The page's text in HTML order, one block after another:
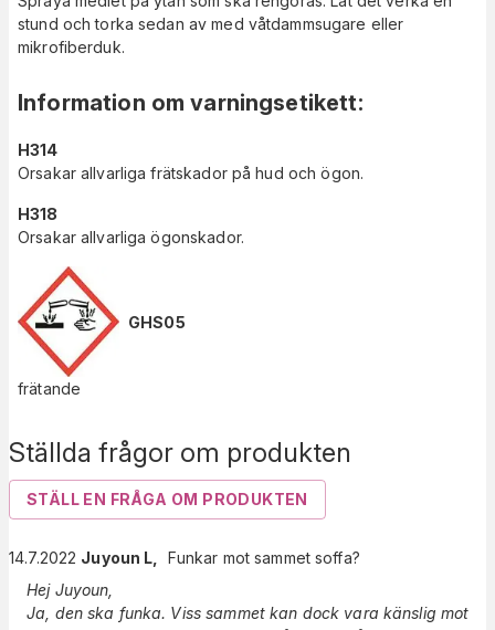
Ställda frågor om produkten
STÄLL EN FRÅGA OM PRODUKTEN
14.7.2022 Juyoun L,
Funkar mot sammet soffa?
Hej Juyoun,
Ja, den ska funka. Viss sammet kan dock vara känslig mot
stund och torka sedan av med våtdammsugare eller
mikrofiberduk.
Information om varningsetikett:
H314
Orsakar allvarliga frätskador på hud och ögon.
H318
Orsakar allvarliga ögonskador.
GHS05
frätande